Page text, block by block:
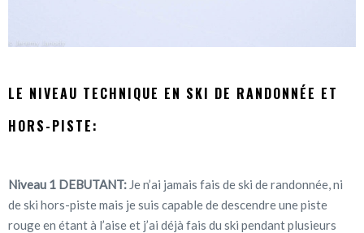
LE NIVEAU TECHNIQUE EN SKI DE RANDONNÉE ET
HORS-PISTE:
Niveau 1 DEBUTANT: Je n’ai jamais fais de ski de randonnée, ni
de ski hors-piste mais je suis capable de descendre une piste
rouge en étant à l’aise et j’ai déjà fais du ski pendant plusieurs